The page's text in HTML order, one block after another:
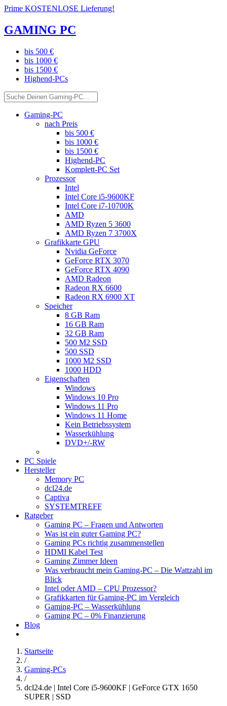
Prime KOSTENLOSE Lieferung!
GAMING PC
bis 500 €
bis 1000 €
bis 1500 €
Highend-PCs
Gaming-PC
nach Preis
bis 500 €
bis 1000 €
bis 1500 €
Highend-PC
Komplett-PC Set
Prozessor
Intel
Intel Core i5-9600KF
Intel Core i7-10700K
AMD
AMD Ryzen 5 3600
AMD Ryzen 7 3700X
Grafikkarte GPU
Nvidia GeForce
GeForce RTX 3070
GeForce RTX 4090
AMD Radeon
Radeon RX 6600
Radeon RX 6900 XT
Speicher
8 GB Ram
16 GB Ram
32 GB Ram
500 M2 SSD
500 SSD
1000 M2 SSD
1000 HDD
Eigenschaften
Windows
Windows 10 Pro
Windows 11 Pro
Windows 11 Home
Kein Betriebssystem
Wasserkühlung
DVD+/-RW
PC Spiele
Hersteller
Memory PC
dcl24.de
Captiva
SYSTEMTREFF
Ratgeber
Gaming PC – Fragen und Antworten
Was ist ein guter Gaming PC?
Gaming PCs richtig zusammenstellen
HDMI Kabel Test
Gaming Zimmer Ideen
Was verbraucht mein Gaming-PC – Die Wattzahl im
Blick
Intel oder AMD – CPU Prozessor?
Grafikkarten für Gaming-PC im Vergleich
Gaming-PC – Wasserkühlung
Gaming PC – 0% Finanzierung
Blog
Startseite
/
Gaming-PCs
/
dcl24.de | Intel Core i5-9600KF | GeForce GTX 1650
SUPER | SSD